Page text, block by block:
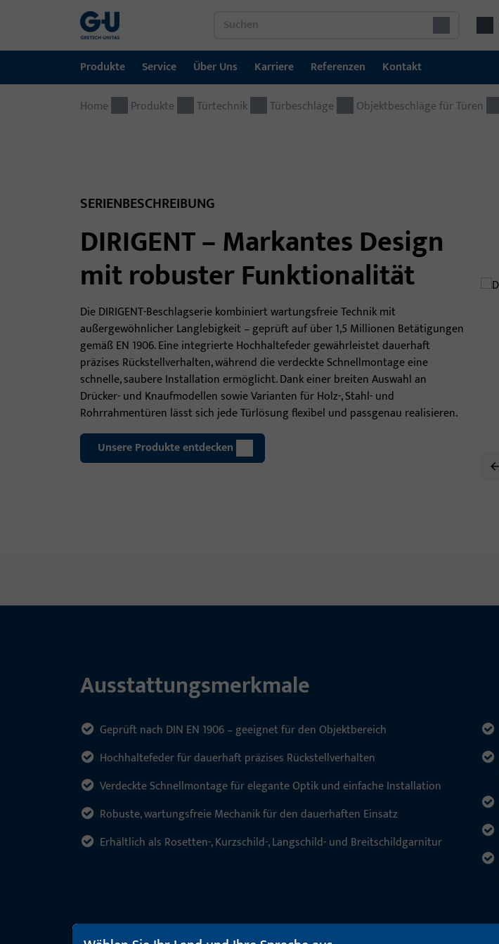
Produkte
Produkte
Automatische Eingangsysteme
Türtechnik
Elektrische Türöffner
Türbeschläge
Türschließer
Türschwellen
Türbänder
Service
Service
Über Uns
Über Uns
Karriere
Karriere
Referenzen
Referenzen
Kontakt
Kontakt
Home Produkte Türtechnik Türbeschläge Objektbeschläge für Türen
SERIENBESCHREIBUNG
DIRIGENT – Markantes Design
mit robuster Funktionalität
Die DIRIGENT-Beschlagserie kombiniert wartungsfreie Technik mit
außergewöhnlicher Langlebigkeit – geprüft auf über 1,5 Millionen Betätigungen
gemäß EN 1906. Eine integrierte Hochhaltefeder gewährleistet dauerhaft
präzises Rückstellverhalten, während die verdeckte Schnellmontage eine
schnelle, saubere Installation ermöglicht. Dank einer breiten Auswahl an
Drücker- und Knaufmodellen sowie Varianten für Holz-, Stahl- und
Rohrrahmentüren lässt sich jede Türlösung flexibel und passgenau realisieren.
Unsere Produkte entdecken
Ausstattungsmerkmale
Geprüft nach DIN EN 1906 – geeignet für den Objektbereich
Hochhaltefeder für dauerhaft präzises Rückstellverhalten
Verdeckte Schnellmontage für elegante Optik und einfache Installation
Robuste, wartungsfreie Mechanik für den dauerhaften Einsatz
Erhältlich als Rosetten-, Kurzschild-, Langschild- und Breitschildgarnitur